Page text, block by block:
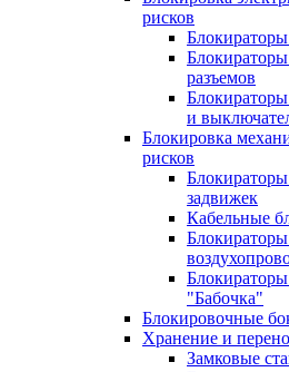
рисков
Блокираторы
разъемов
и
Блокировка
рисков
задвижек
Кабельные
Блокираторы
"Бабочка"
Блокировочные
Хранение и
Замковые